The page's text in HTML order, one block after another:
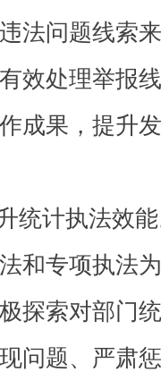
法问题线索
效处理举报
成果，提升
计执法效能
和专项执法
探索对部门
问题、严肃